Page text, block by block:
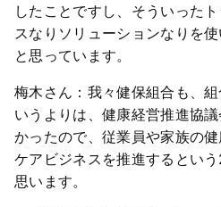
したことですし、そういった
スなりソリューションなりを
と思っています。
梅木さん：我々健保組合も、
いうよりは、健康経営推進協
かったので、従業員や家族の
ケアビジネスを推進するとい
思います。